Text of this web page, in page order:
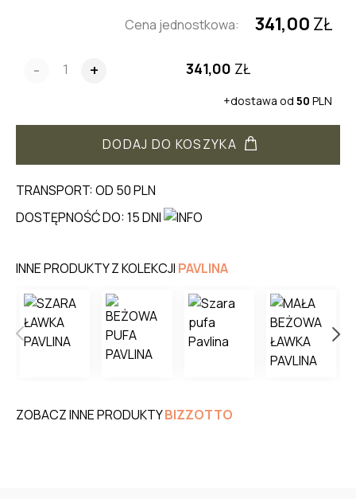
Cena jednostkowa: 341,00 ZŁ
- + 341,00 ZŁ
+dostawa od 50 PLN
DODAJ DO KOSZYKA
TRANSPORT: OD 50 PLN
DOSTĘPNOŚĆ DO: 15 DNI
INNE PRODUKTY Z KOLEKCJI PAVLINA
ZOBACZ INNE PRODUKTYBIZZOTTO